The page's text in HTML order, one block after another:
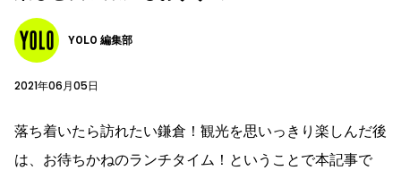
YOLO 編集部
2021年06月05日
落ち着いたら訪れたい鎌倉！観光を思いっきり楽しんだ後
は、お待ちかねのランチタイム！ということで本記事で